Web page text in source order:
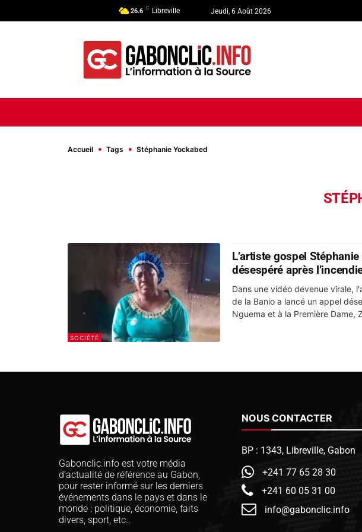
26.6 C Libreville Jeudi, 6 Août 2026
Accueil Tags Stéphanie Yockabed
SOCIÉTÉ
L’artiste gospel
désespéré après
Dans une vidéo devenue virale,
de la Banio a lancé un appel
Nguema et à la Première Dame,
Gabonclic.info est votre média
d’actualité de référence au Gabon,
pour rester informé sur les derniers
événements dans le pays et dans le
monde : politique, économie, faits
divers, sport, etc..
NOUS CONTACTER
BP : 1343, Libreville, Gabon
+241 77 65 28 30
+241 60 05 31 00
info@gabonclic.info